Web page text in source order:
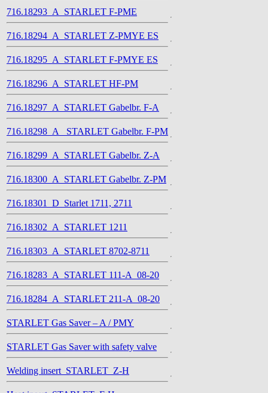
716.18293_A_STARLET F-PME
716.18294_A_STARLET Z-PMYE ES
716.18295_A_STARLET F-PMYE ES
716.18296_A_STARLET HF-PM
716.18297_A_STARLET Gabelbr. F-A
716.18298_A_ STARLET Gabelbr. F-PM
716.18299_A_STARLET Gabelbr. Z-A
716.18300_A_STARLET Gabelbr. Z-PM
716.18301_D_Starlet 1711, 2711
716.18302_A_STARLET 1211
716.18303_A_STARLET 8702-8711
716.18283_A_STARLET 111-A_08-20
716.18284_A_STARLET 211-A_08-20
STARLET Gas Saver – A / PMY
STARLET Gas Saver with safety valve
Welding insert_STARLET_Z-H